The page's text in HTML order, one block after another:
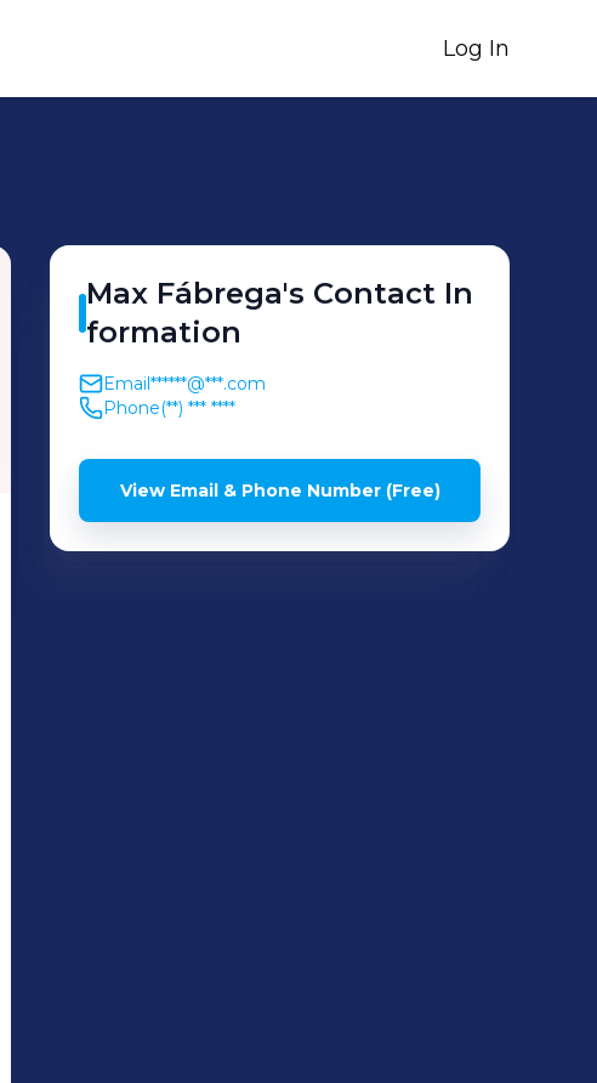
Log In
Max Fábrega's Contact In
formation
Email******@***.com
Phone(**) *** ****
View Email & Phone Number (Free)